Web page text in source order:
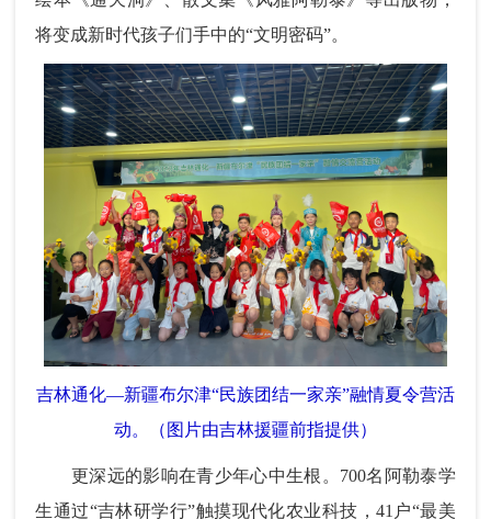
将变成新时代孩子们手中的“文明密码”。
吉林通化—新疆布尔津“民族团结一家亲”融情夏令营活
动。（图片由吉林援疆前指提供）
更深远的影响在青少年心中生根。700名阿勒泰学
生通过“吉林研学行”触摸现代化农业科技，41户“最美